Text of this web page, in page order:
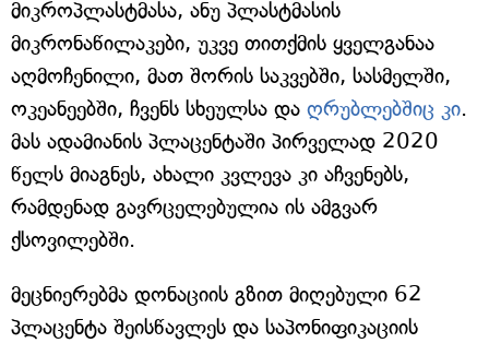
მიკროპლასტმასა, ანუ პლასტმასის
მიკრონაწილაკები, უკვე თითქმის ყველგანაა
აღმოჩენილი, მათ შორის საკვებში, სასმელში,
ოკეანეებში, ჩვენს სხეულსა და ღრუბლებშიც კი.
მას ადამიანის პლაცენტაში პირველად 2020
წელს მიაგნეს, ახალი კვლევა კი აჩვენებს,
რამდენად გავრცელებულია ის ამგვარ
ქსოვილებში.
მეცნიერებმა დონაციის გზით მიღებული 62
პლაცენტა შეისწავლეს და საპონიფიკაციის